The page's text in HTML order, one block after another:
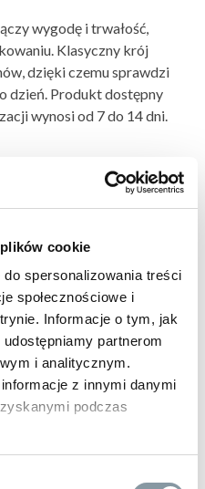
cookie
spersonalizowania treści
społecznościowe i
Informacje o tym, jak
partnerom
i analitycznym.
z innymi danymi
podczas
wygodę i trwałość,
Klasyczny krój
dzięki czemu sprawdzi
dzień. Produkt dostępny
wynosi od 7 do 14 dni.
(kompozycja może się
3 % wiskoza, kolor 12 -
ściągaczową 1:1
12 m-cy klienci
»